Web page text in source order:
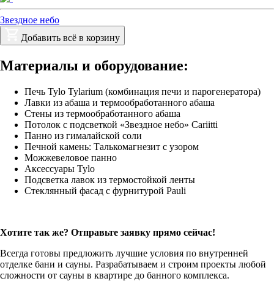
Звездное небо
Добавить всё в корзину
Материалы и оборудование:
Печь Tylo Tylarium (комбинация печи и парогенератора)
Лавки из абаша и термообработанного абаша
Стены из термообработанного абаша
Потолок с подсветкой «Звездное небо» Cariitti
Панно из гималайской соли
Печной камень: Талькомагнезит с узором
Можжевеловое панно
Аксессуары Tylo
Подсветка лавок из термостойкой ленты
Стеклянный фасад с фурнитурой Pauli
Хотите так же? Отправьте заявку прямо сейчас!
Всегда готовы предложить лучшие условия по внутренней
отделке бани и сауны. Разрабатываем и строим проекты любой
сложности от сауны в квартире до банного комплекса.